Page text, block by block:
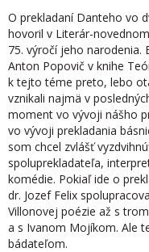
O prekladaní Danteho vo
hovoril v Literár-
75. výročí jeho narodenia.
Anton Popovič v knihe
k tejto téme preto, lebo
vznikali najmä v
moment vo vývoji nášho
vo vývoji prekladania
som chcel zvlášť
spoluprekladateľa,
komédie. Pokiaľ ide o
dr. Jozef Felix
Villonovej poézie až s
a s Ivanom Mojíkom. Ale
bádateľom.